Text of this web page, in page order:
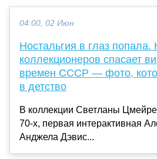
04:00, 02 Июн
Ностальгия в глаз попала.
коллекционеров спасает
времен СССР — фото,
в детство
В коллекции Светланы
70-х, первая интерактивная
Анджела Дэвис...